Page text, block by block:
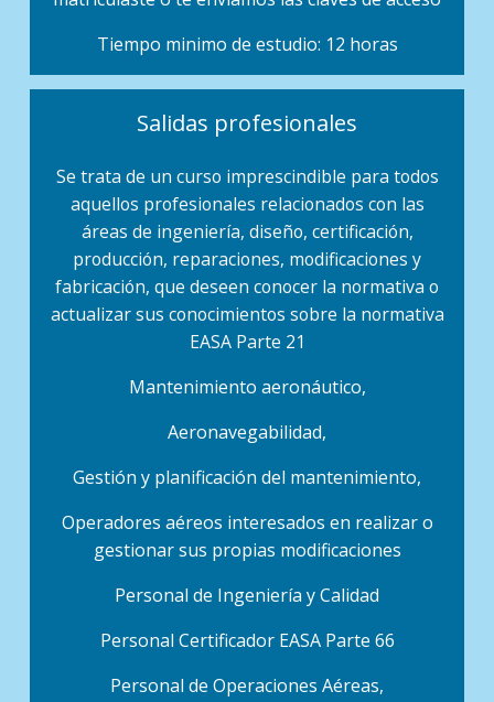
Tiempo minimo de estudio: 12 horas
Salidas profesionales
Se trata de un curso imprescindible para todos
aquellos profesionales relacionados con las
áreas de ingeniería, diseño, certificación,
producción, reparaciones, modificaciones y
fabricación, que deseen conocer la normativa o
actualizar sus conocimientos sobre la normativa
EASA Parte 21
Mantenimiento aeronáutico,
Aeronavegabilidad,
Gestión y planificación del mantenimiento,
Operadores aéreos interesados en realizar o
gestionar sus propias modificaciones
Personal de Ingeniería y Calidad
Personal Certificador EASA Parte 66
Personal de Operaciones Aéreas,